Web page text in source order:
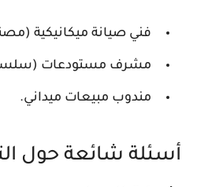
فني صيانة ميكانيكية
مشرف مستودعات (سلسلة
مندوب مبيعات ميداني.
أسئلة شائعة حول